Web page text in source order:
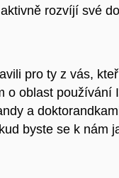
rozvíjí své
pro ty z vás,
o oblast používání
a
byste se k nám